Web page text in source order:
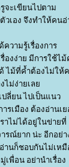
จะเขียนไปตาม
เอง จึงทำให้คน
วามรู้เรื่องการ
องง่าย มีการใช้ไม้
ไม้ที่ค้ำต้องไม่ให้
งไม่ง่ายเล
ลี่ยน ไปเป็นแนว
ารเมือง ต้องอ่านเย
าไม่ได้อยู่ในข่ายที่
รณ์ยาก น่ะ อีกอย่า
านก็ชอบกันไม่เห
เพื่อน อย่านำเรื่อง